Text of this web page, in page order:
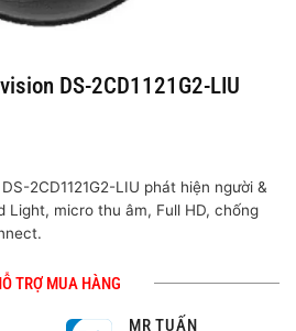
DS-2CD1121G2-LIU
2CD1121G2-LIU phát hiện người &
Light, micro thu âm, Full HD, chống
TRỢ MUA HÀNG
MR TUẤN